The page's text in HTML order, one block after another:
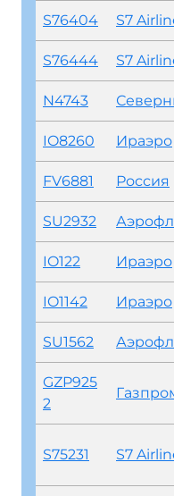
S76404 S7
S76444 S7
N4743
IO8260 Ираэро
FV6881 Россия
SU2932
IO122 Ираэро
IO1142 Ираэро
SU1562
GZP925
2
S75231 S7